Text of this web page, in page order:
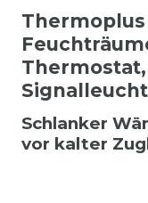
Thermoplus
Schlanker
vor kalter